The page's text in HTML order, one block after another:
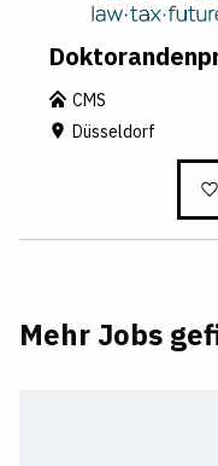
CMS
Düsseldorf
Mehr Jobs